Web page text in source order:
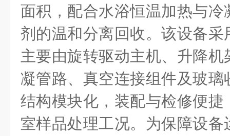
面积，配合水浴恒温加热与
剂的温和分离回收。该设备
主要由旋转驱动主机、升降
凝管路、真空连接组件及玻
结构模块化，装配与检修便
室样品处理工况。为保障设